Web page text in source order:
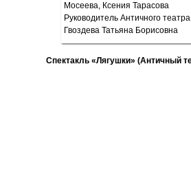
Спектакль «Лягушки» (Античный